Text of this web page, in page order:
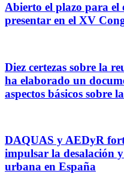
Abierto el plazo para el
presentar en el XV
Diez certezas sobre la
ha elaborado un
aspectos básicos sobre
DAQUAS y AEDyR
impulsar la desalación
urbana en España